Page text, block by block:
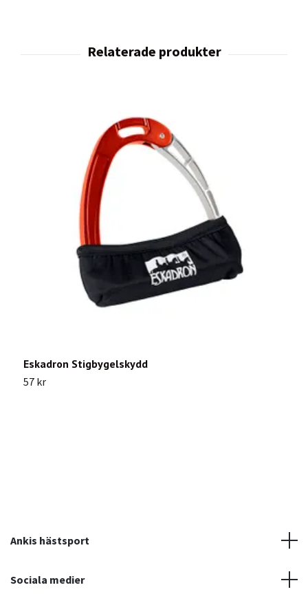
Eskadron Stigbygelskydd
57 kr
Ankis hästsport
Sociala medier